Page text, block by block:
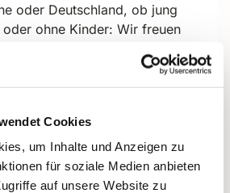
Cookies
um Inhalte und Anzeigen zu
für soziale Medien anbieten
auf unsere Website zu
oder Deutschland, ob jung
ohne Kinder: Wir freuen
Es freuen sich auf
Sie sich gerne an uns
lichterfelde.de